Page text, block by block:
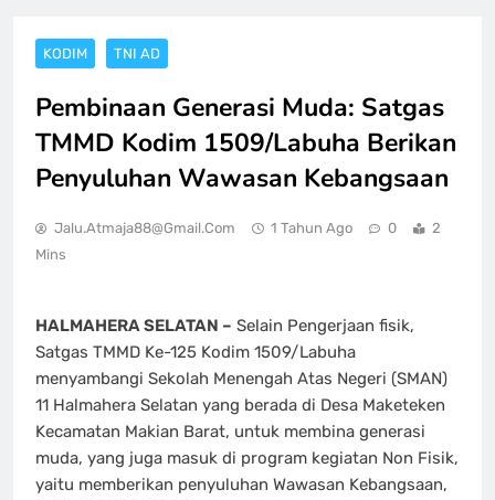
KODIM TNI AD
Pembinaan Generasi Muda: Satgas
TMMD Kodim 1509/Labuha Berikan
Penyuluhan Wawasan Kebangsaan
Jalu.atmaja88@gmail.com 1 Tahun Ago 0
2
Mins
HALMAHERA SELATAN – Selain Pengerjaan fisik,
Satgas TMMD Ke-125 Kodim 1509/Labuha
menyambangi Sekolah Menengah Atas Negeri (SMAN)
11 Halmahera Selatan yang berada di Desa Maketeken
Kecamatan Makian Barat, untuk membina generasi
muda, yang juga masuk di program kegiatan Non Fisik,
yaitu memberikan penyuluhan Wawasan Kebangsaan,